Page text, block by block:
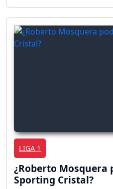
LIGA 1
¿Roberto Mosquera
Sporting Cristal?